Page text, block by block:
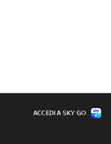
ACCEDI A SKY GO